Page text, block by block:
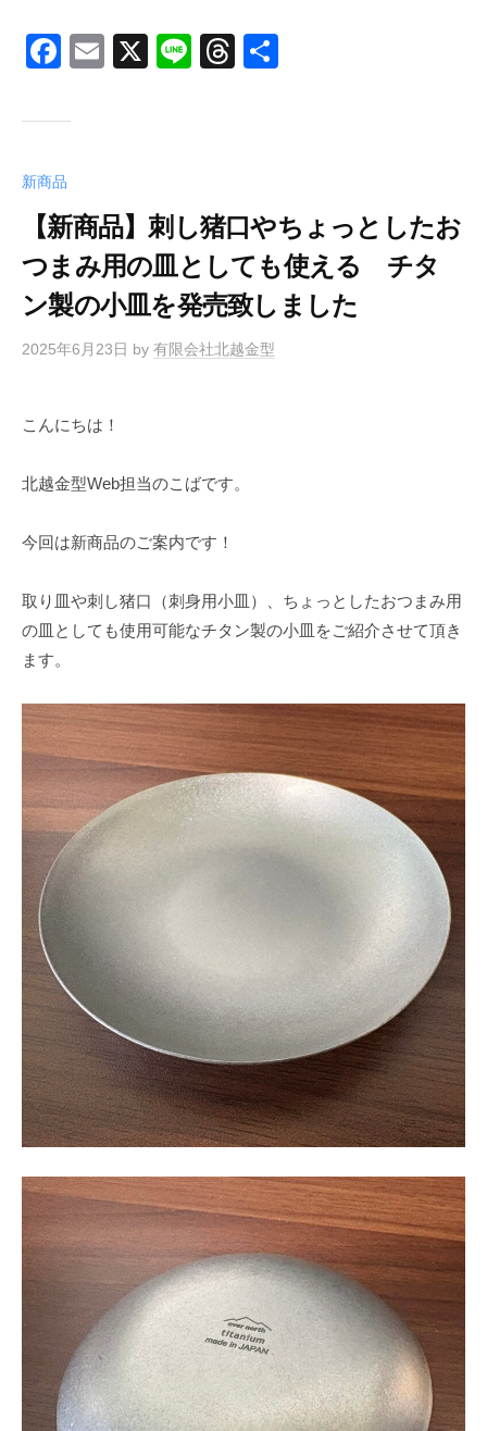
F
c
b
o
o
k
E
X
Li
T
s
新商品
【新商品】刺し猪口やちょっとしたお
つまみ用の皿としても使える チタ
ン製の小皿を発売致しました
2025年6月23日 by 有限会社北越金型
こんにちは！
北越金型Web担当のこばです。
今回は新商品のご案内です！
取り皿や刺し猪口（刺身用小皿）、ちょっとしたおつまみ用
の皿としても使用可能なチタン製の小皿をご紹介させて頂き
ます。